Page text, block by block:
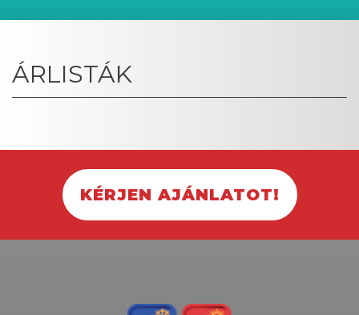
ÁRLISTÁK
KÉRJEN AJÁNLATOT!